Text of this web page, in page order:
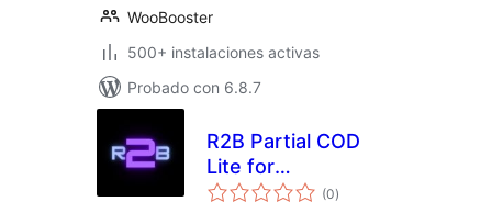
WooBooster
500+ instalaciones activas
Probado con 6.8.7
R2B Partial COD
Lite for
WooCommerce
(0total
de
)